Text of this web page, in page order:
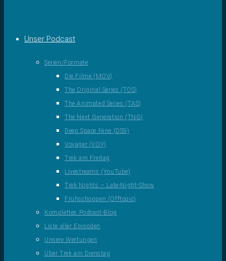
Unser Podcast
Serien/Formate
Die Filme (MOV)
The Original Series (TOS)
The Animated Series (TAS)
The Next Generation (TNG)
Deep Space Nine (DS9)
Voyager (VOY)
Trek am Freitag
Livestreams (YouTube)
Trek Nights – Late-Night-Show
Frühschoppen (Offtopic)
Komplettes Podcast-Blog
Liste aller Episoden
Unsere Wertungen
Über Trek am Dienstag